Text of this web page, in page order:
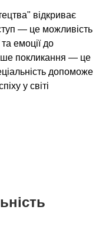
відкриває
— це можливість
емоції до
покликання — це
допоможе
у світі